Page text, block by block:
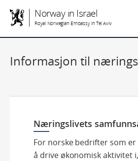
Norway in Israel
Royal Norwegian Embassy in Tel Aviv
Informasjon til
Næringslivets
For norske bedrifter som
å drive økonomisk aktivitet